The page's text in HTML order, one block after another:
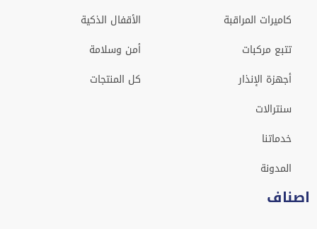
كاميرات المراقبة
تتبع مركبات
أجهزة الإنذار
سنترالات
خدماتنا
المدونة
الأقفال الذكية
أمن وسلامة
كل المنتجات
اصناف